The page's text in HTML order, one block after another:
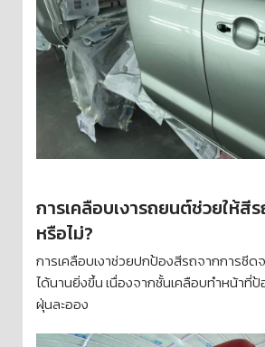
การเคลือบเงารถยนต์ช่วยให้สี
หรือไม่?
การเคลือบเงาช่วยปกป้องสีรถจากการซีด
ได้นานยิ่งขึ้น เนื่องจากชั้นเคลือบทำหน้าที่ป้
ฝุ่นละออง